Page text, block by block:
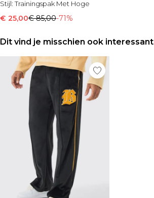
Stijl:Trainingspak Met Hoge
Kraag
€ 25,00€ 85,00-71%
Dit vind je misschien ook interessant